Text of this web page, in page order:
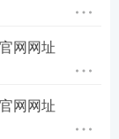
网网址
网网址